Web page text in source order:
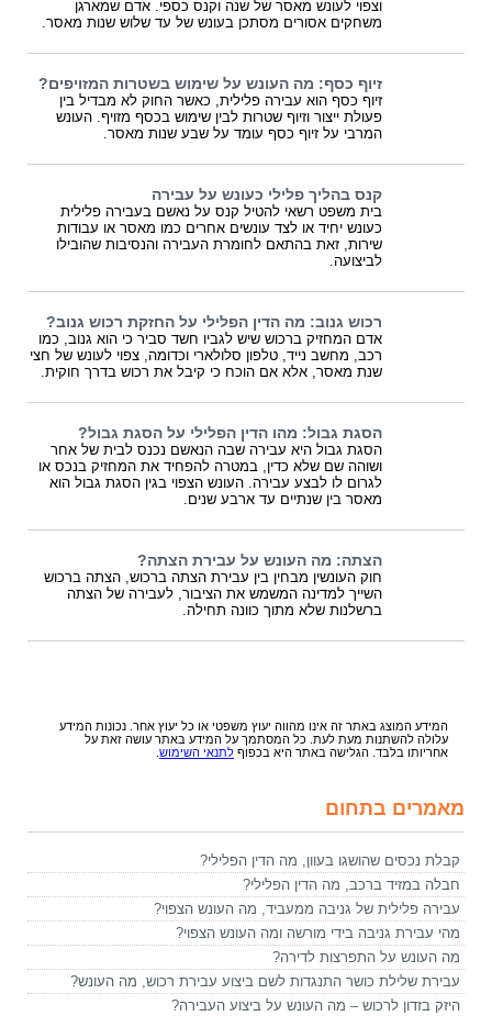
וצפוי לעונש מאסר של שנה וקנס כספי. אדם שמארגן
משחקים אסורים מסתכן בעונש של עד שלוש שנות מאסר.
זיוף כסף: מה העונש על שימוש בשטרות המזויפים?
זיוף כסף הוא עבירה פלילית, כאשר החוק לא מבדיל בין
פעולת ייצור וזיוף שטרות לבין שימוש בכסף מזויף. העונש
המרבי על זיוף כסף עומד על שבע שנות מאסר.
קנס בהליך פלילי כעונש על עבירה
בית משפט רשאי להטיל קנס על נאשם בעבירה פלילית
כעונש יחיד או לצד עונשים אחרים כמו מאסר או עבודות
שירות, זאת בהתאם לחומרת העבירה והנסיבות שהובילו
לביצועה.
רכוש גנוב: מה הדין הפלילי על החזקת רכוש גנוב?
אדם המחזיק ברכוש שיש לגביו חשד סביר כי הוא גנוב, כמו
רכב, מחשב נייד, טלפון סלולארי וכדומה, צפוי לעונש של חצי
שנת מאסר, אלא אם הוכח כי קיבל את רכוש בדרך חוקית.
הסגת גבול: מהו הדין הפלילי על הסגת גבול?
הסגת גבול היא עבירה שבה הנאשם נכנס לבית של אחר
ושוהה שם שלא כדין, במטרה להפחיד את המחזיק בנכס או
לגרום לו לבצע עבירה. העונש הצפוי בגין הסגת גבול הוא
מאסר בין שנתיים עד ארבע שנים.
הצתה: מה העונש על עבירת הצתה?
חוק העונשין מבחין בין עבירת הצתה ברכוש, הצתה ברכוש
השייך למדינה המשמש את הציבור, לעבירה של הצתה
ברשלנות שלא מתוך כוונה תחילה.
המידע המוצג באתר זה אינו מהווה יעוץ משפטי או כל יעוץ אחר. נכונות המידע
עלולה להשתנות מעת לעת. כל המסתמך על המידע באתר עושה זאת על
אחריותו בלבד. הגלישה באתר היא בכפוף לתנאי השימוש
מאמרים בתחום
קבלת נכסים שהושגו בעוון, מה הדין הפלילי?
חבלה במזיד ברכב, מה הדין הפלילי?
עבירה פלילית של גניבה ממעביד, מה העונש הצפוי?
מהי עבירת גניבה בידי מורשה ומה העונש הצפוי?
מה העונש על התפרצות לדירה?
עבירת שלילת כושר התנגדות לשם ביצוע עבירת רכוש, מה העונש?
היזק בזדון לרכוש – מה העונש על ביצוע העבירה?